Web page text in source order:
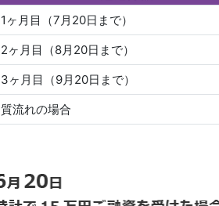
1ヶ月目（7月20日まで）
2ヶ月目（8月20日まで）
3ヶ月目（9月20日まで）
質流れの場合